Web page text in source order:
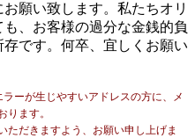
願い致します。私たちオリ
、お客様の過分な金銭的負
です。何卒、宜しくお願い
ラーが生じやすいアドレスの方に、メ
ります。
ただきますよう、お願い申し上げま